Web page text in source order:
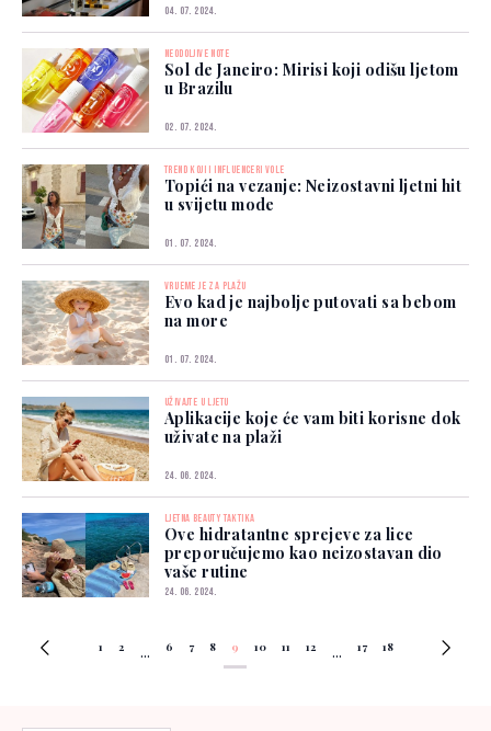
04. 07. 2024.
NEODOLJIVE NOTE
Sol de Janeiro: Mirisi koji odišu ljetom
u Brazilu
02. 07. 2024.
TREND KOJI I INFLUENCERI VOLE
Topići na vezanje: Neizostavni ljetni hit
u svijetu mode
01. 07. 2024.
VRIJEME JE ZA PLAŽU
Evo kad je najbolje putovati sa bebom
na more
01. 07. 2024.
UŽIVAJTE U LJETU
Aplikacije koje će vam biti korisne dok
uživate na plaži
24. 06. 2024.
LJETNA BEAUTY TAKTIKA
Ove hidratantne sprejeve za lice
preporučujemo kao neizostavan dio
vaše rutine
24. 06. 2024.
1 2 ... 6 7 8 9 10 11 12 ... 17 18